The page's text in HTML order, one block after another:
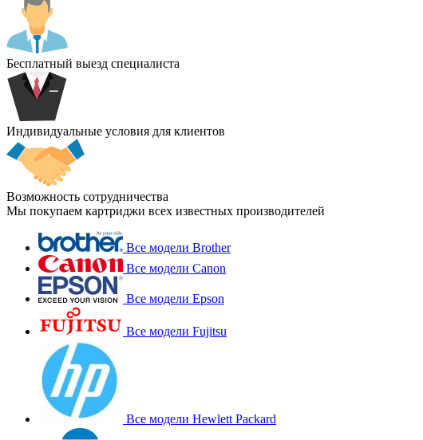
Бесплатный выезд специалиста
Индивидуальные условия для клиентов
Возможность сотрудничества
Мы покупаем картриджи всех известных производителей
Все модели Brother
Все модели Canon
Все модели Epson
Все модели Fujitsu
Все модели Hewlett Packard